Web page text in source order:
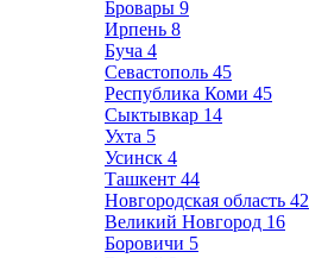
Бровары 9
Ирпень 8
Буча 4
Севастополь 45
Республика Коми 45
Сыктывкар 14
Ухта 5
Усинск 4
Ташкент 44
Новгородская область 42
Великий Новгород 16
Боровичи 5